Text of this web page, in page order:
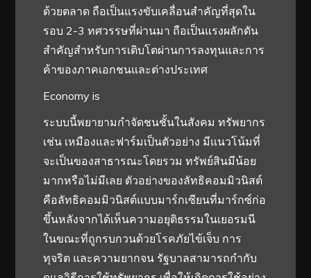
ด้วยตลาด ถือเป็นแรงขับเคลื่อนสำคัญที่สุดใน
รอบ 2-3 ทศวรรษที่ผ่านมา ถือเป็นแรงผลักดัน
สำคัญสำหรับการเติบโตผ่านการลงทุนและการ
ค้าของภาคเอกชนและต่างประเทศ
Economy is
ระบบนี้พยายามกำจัดชนชั้นในสังคม ทรัพยากร
เช่น เหมืองและฟาร์มเป็นตัวอย่าง มีแนวโน้มที่
จะเป็นของสาธารณะโดยรวม ทรัพย์สินมีน้อย
มากหรือไม่มีเลย ตัวอย่างของลัทธิคอมมิวนิสต์
คือลัทธิคอมมิวนิสต์แบบมาร์กเซียนที่มาร์กซ์ก่อ
ขึ้นหลังจากได้เห็นความอยุติธรรมในเยอรมนี
ในขณะที่ถูกรบกวนด้วยโรคภัยไข้เจ็บ การ
ทุจริต และความยากจน รัฐบาลสามารถกำกับ